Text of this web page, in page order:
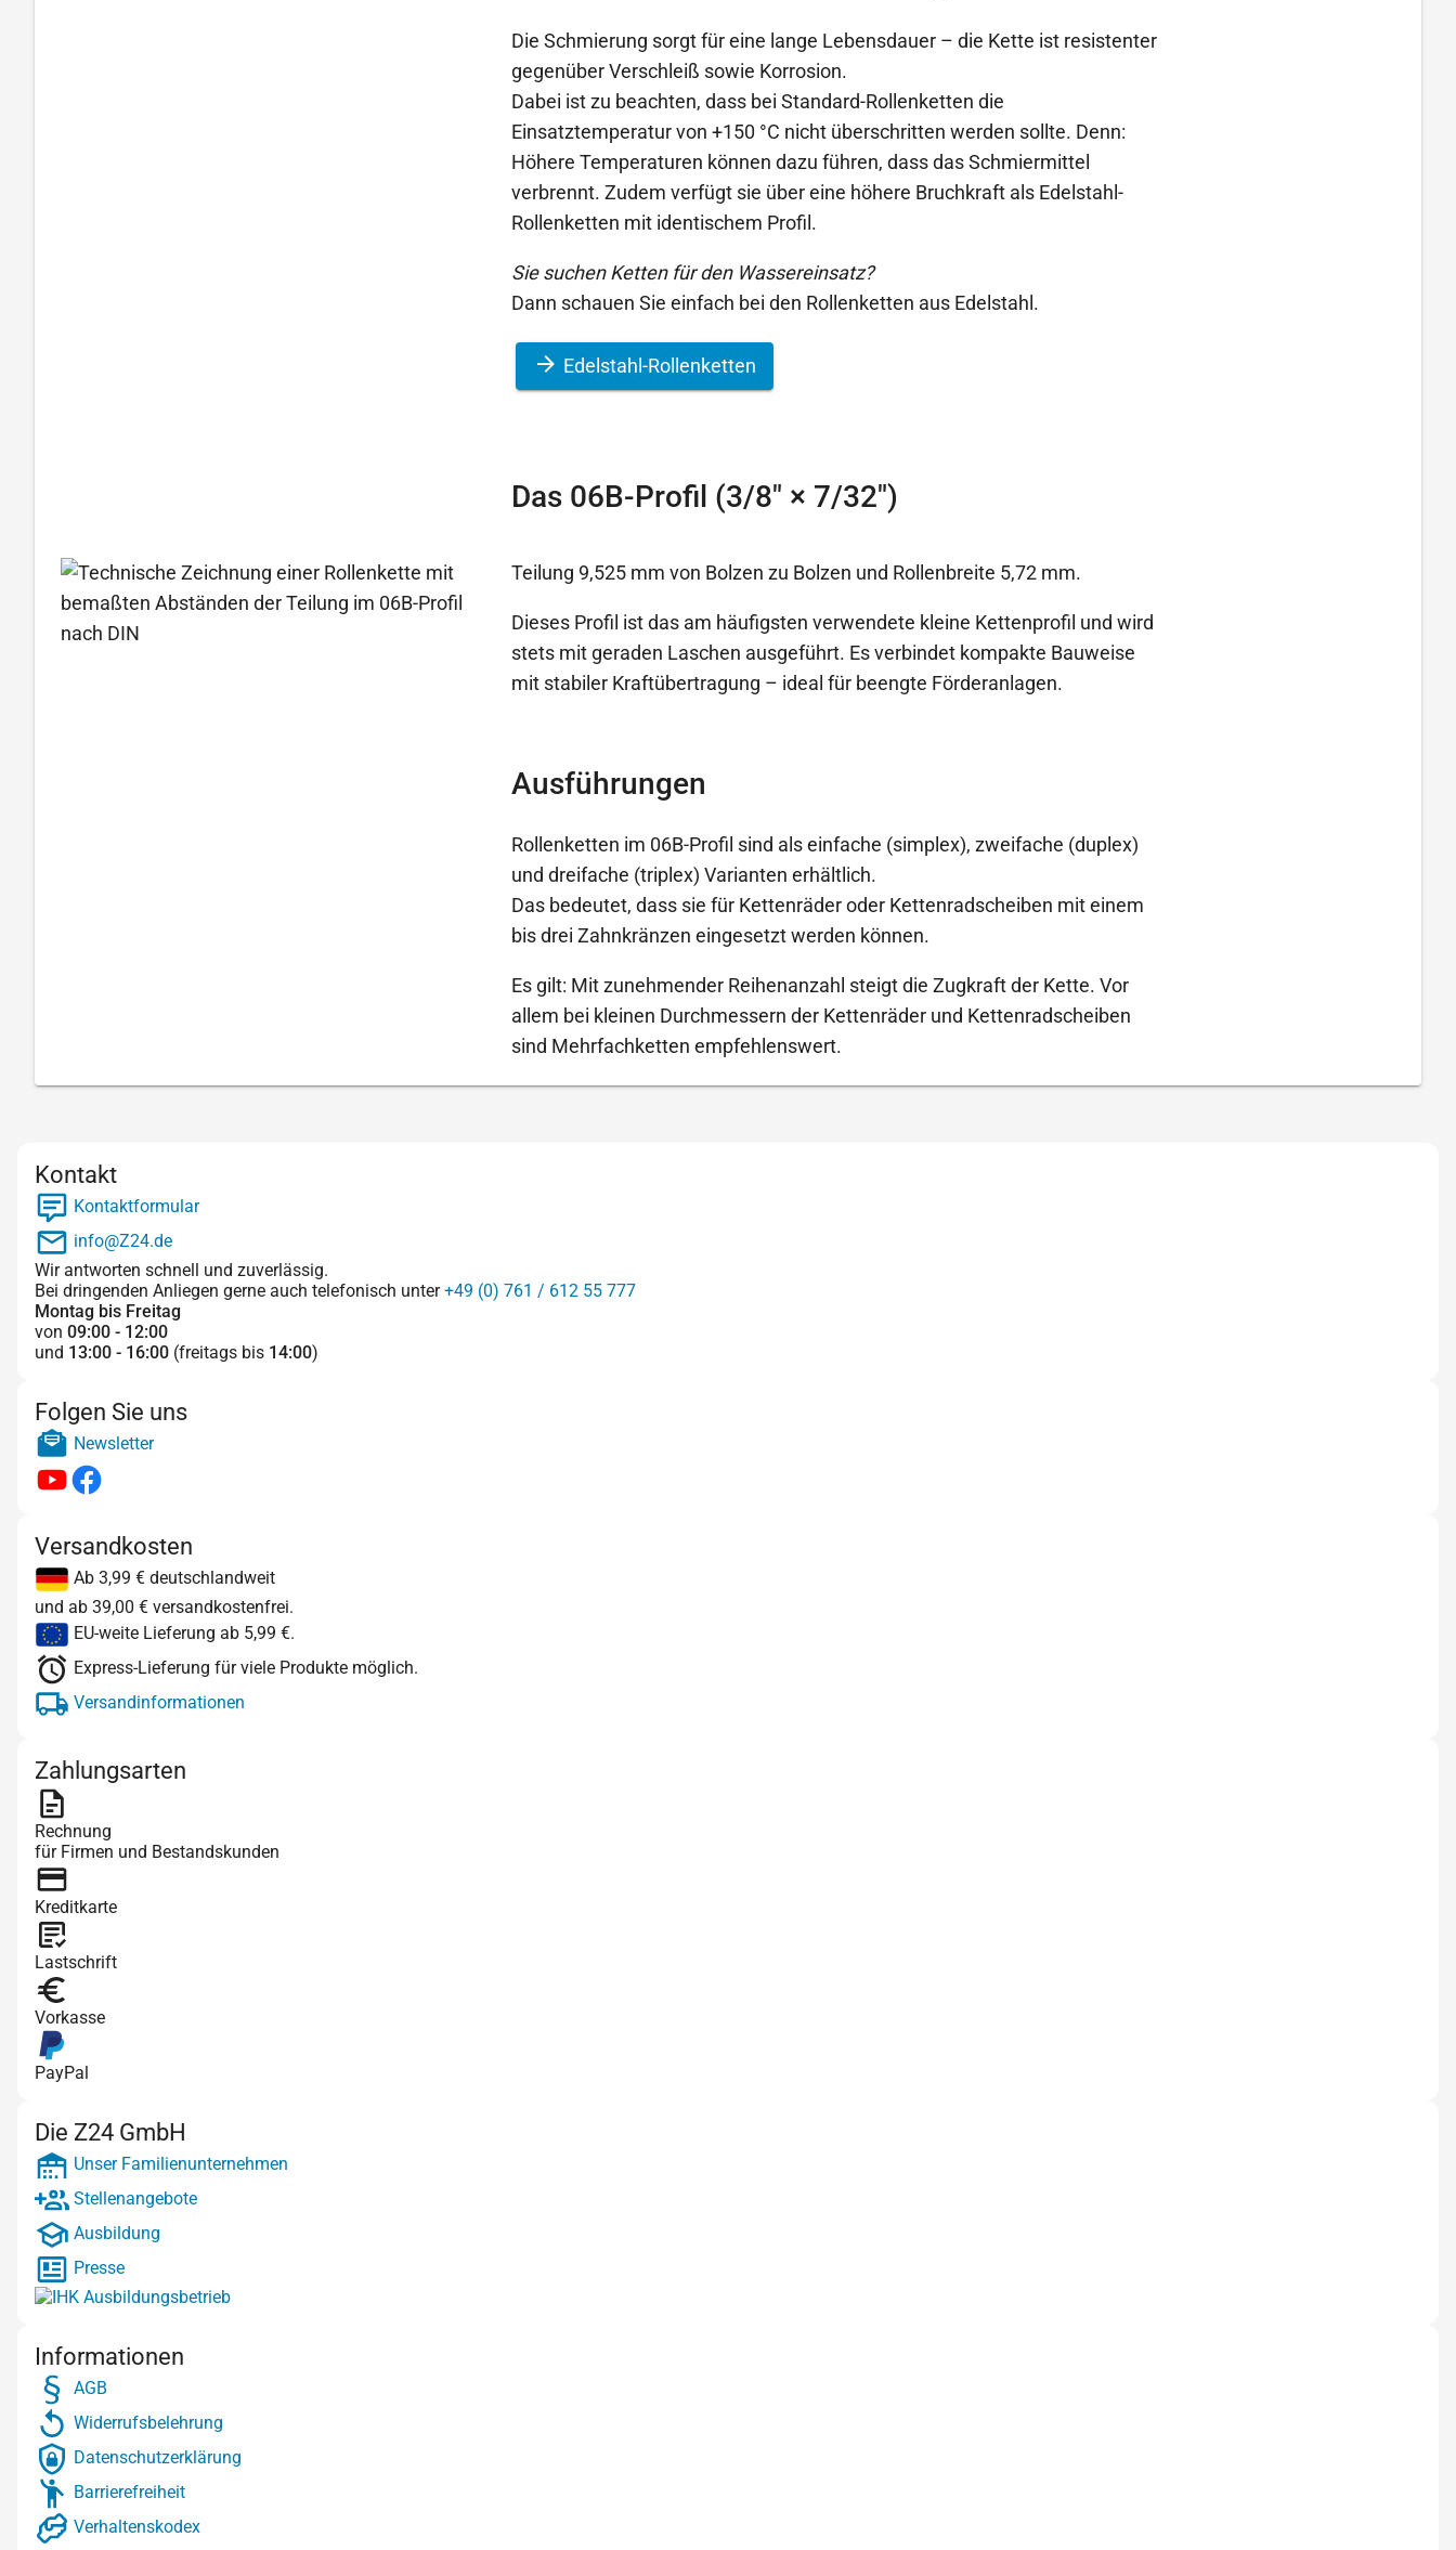
Die Schmierung sorgt für eine lange Lebensdauer – die Kette ist resistenter
gegenüber Verschleiß sowie Korrosion.
Dabei ist zu beachten, dass bei Standard-Rollenketten die
Einsatztemperatur von +150 °C nicht überschritten werden sollte. Denn:
Höhere Temperaturen können dazu führen, dass das Schmiermittel
verbrennt. Zudem verfügt sie über eine höhere Bruchkraft als Edelstahl-
Rollenketten mit identischem Profil.
Sie suchen Ketten für den Wassereinsatz?
Dann schauen Sie einfach bei den Rollenketten aus Edelstahl.
Edelstahl-Rollenketten
Das 06B-Profil (3/8″ × 7/32″)
Teilung 9,525 mm von Bolzen zu Bolzen und Rollenbreite 5,72 mm.
Dieses Profil ist das am häufigsten verwendete kleine Kettenprofil und wird
stets mit geraden Laschen ausgeführt. Es verbindet kompakte Bauweise
mit stabiler Kraftübertragung – ideal für beengte Förderanlagen.
Ausführungen
Rollenketten im 06B-Profil sind als einfache (simplex), zweifache (duplex)
und dreifache (triplex) Varianten erhältlich.
Das bedeutet, dass sie für Kettenräder oder Kettenradscheiben mit einem
bis drei Zahnkränzen eingesetzt werden können.
Es gilt: Mit zunehmender Reihenanzahl steigt die Zugkraft der Kette. Vor
allem bei kleinen Durchmessern der Kettenräder und Kettenradscheiben
sind Mehrfachketten empfehlenswert.
Kontakt
Kontaktformular
info@Z24.de
Wir antworten schnell und zuverlässig.
Bei dringenden Anliegen gerne auch telefonisch unter+49 (0) 761 / 612 55 777
Montag bis Freitag
von 09:00 - 12:00
und 13:00 - 16:00 (freitags bis 14:00)
Folgen Sie uns
Newsletter
Versandkosten
Ab 3,99 € deutschlandweit
und ab 39,00 € versandkostenfrei.
EU-weite Lieferung ab 5,99 €.
Express-Lieferung für viele Produkte möglich.
Versandinformationen
Zahlungsarten
Rechnung
für Firmen und Bestandskunden
Kreditkarte
Lastschrift
Vorkasse
PayPal
Die Z24 GmbH
Unser Familienunternehmen
Stellenangebote
Ausbildung
Presse
Informationen
AGB
Widerrufsbelehrung
Datenschutzerklärung
Barrierefreiheit
Verhaltenskodex